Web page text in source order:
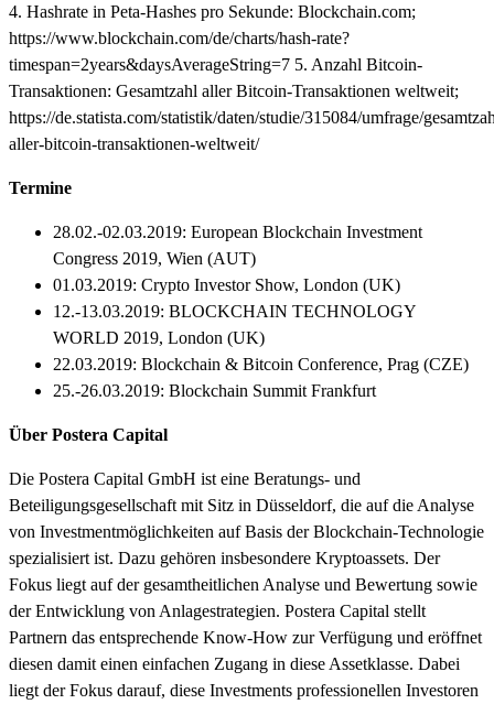
4. Hashrate in Peta-Hashes pro Sekunde: Blockchain.com;
https://www.blockchain.com/de/charts/hash-rate?
timespan=2years&daysAverageString=7 5. Anzahl Bitcoin-
Transaktionen: Gesamtzahl aller Bitcoin-Transaktionen weltweit;
https://de.statista.com/statistik/daten/studie/315084/umfrage/
aller-bitcoin-transaktionen-weltweit/
Termine
28.02.-02.03.2019: European Blockchain Investment
Congress 2019, Wien (AUT)
01.03.2019: Crypto Investor Show, London (UK)
12.-13.03.2019: BLOCKCHAIN TECHNOLOGY
WORLD 2019, London (UK)
22.03.2019: Blockchain & Bitcoin Conference, Prag (CZE)
25.-26.03.2019: Blockchain Summit Frankfurt
Über Postera Capital
Die Postera Capital GmbH ist eine Beratungs- und
Beteiligungsgesellschaft mit Sitz in Düsseldorf, die auf die Analyse
von Investmentmöglichkeiten auf Basis der Blockchain-Technologie
spezialisiert ist. Dazu gehören insbesondere Kryptoassets. Der
Fokus liegt auf der gesamtheitlichen Analyse und Bewertung sowie
der Entwicklung von Anlagestrategien. Postera Capital stellt
Partnern das entsprechende Know-How zur Verfügung und eröffnet
diesen damit einen einfachen Zugang in diese Assetklasse. Dabei
liegt der Fokus darauf, diese Investments professionellen Investoren